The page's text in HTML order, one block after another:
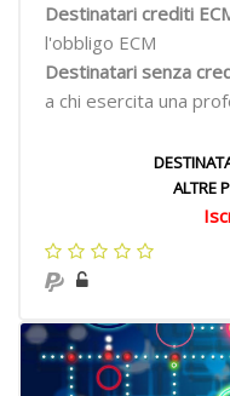
Destinatari crediti
l'obbligo ECM
Destinatari senza
a chi esercita una
ALTRE